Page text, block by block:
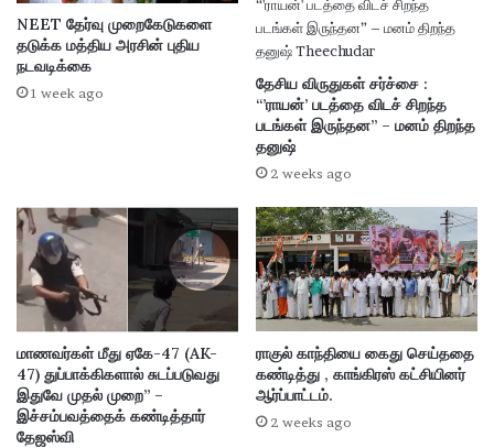
NEET தேர்வு முறைகேடுகளை
தடுக்க மத்திய அரசின் புதிய
நடவடிக்கை
1 week ago
தேசிய விருதுகள் சர்ச்சை :
“’ராயன்’ படத்தை விடச் சிறந்த
படங்கள் இருந்தன” – மனம் திறந்த
தனுஷ்
2 weeks ago
மாணவர்கள் மீது ஏகே-47 (AK-
47) துப்பாக்கிகளால் சுடப்படுவது
இதுவே முதல் முறை” –
இச்சம்பவத்தைக் கண்டித்தார்
தேஜஸ்வி
ராகுல் காந்தியை கைது செய்ததை
கண்டித்து , காங்கிரஸ் கட்சியினர்
ஆர்ப்பாட்டம்.
2 weeks ago